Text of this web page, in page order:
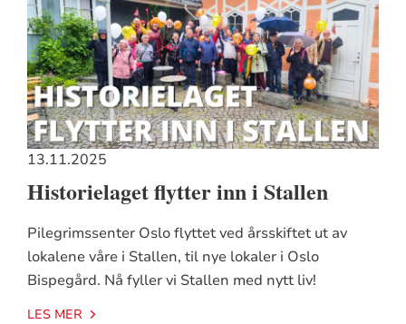
13.11.2025
Historielaget flytter inn i Stallen
Pilegrimssenter Oslo flyttet ved årsskiftet ut av
lokalene våre i Stallen, til nye lokaler i Oslo
Bispegård. Nå fyller vi Stallen med nytt liv!
LES MER